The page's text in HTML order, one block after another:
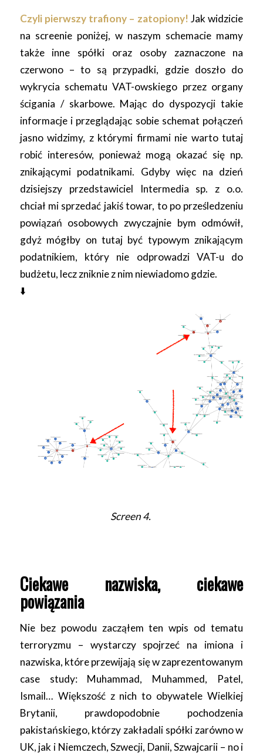
Czyli pierwszy trafiony – zatopiony! Jak widzicie
na screenie poniżej, w naszym schemacie mamy
także inne spółki oraz osoby zaznaczone na
czerwono – to są przypadki, gdzie doszło do
wykrycia schematu VAT-owskiego przez organy
ścigania / skarbowe. Mając do dyspozycji takie
informacje i przeglądając sobie schemat połączeń
jasno widzimy, z którymi firmami nie warto tutaj
robić interesów, ponieważ mogą okazać się np.
znikającymi podatnikami. Gdyby więc na dzień
dzisiejszy przedstawiciel Intermedia sp. z o.o.
chciał mi sprzedać jakiś towar, to po prześledzeniu
powiązań osobowych zwyczajnie bym odmówił,
gdyż mógłby on tutaj być typowym znikającym
podatnikiem, który nie odprowadzi VAT-u do
budżetu, lecz zniknie z nim niewiadomo gdzie.
⬇️
Screen 4.
Ciekawe nazwiska, ciekawe
powiązania
Nie bez powodu zacząłem ten wpis od tematu
terroryzmu – wystarczy spojrzeć na imiona i
nazwiska, które przewijają się w zaprezentowanym
case study: Muhammad, Muhammed, Patel,
Ismail… Większość z nich to obywatele Wielkiej
Brytanii, prawdopodobnie pochodzenia
pakistańskiego, którzy zakładali spółki zarówno w
UK, jak i Niemczech, Szwecji, Danii, Szwajcarii – no i